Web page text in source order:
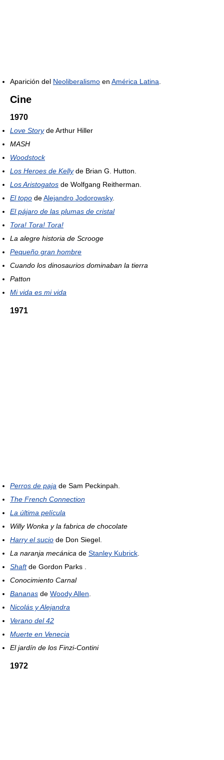
Aparición del Neoliberalismo en América Latina.
Cine
1970
Love Storyde Arthur Hiller
MASH
Woodstock
Los Heroes de Kellyde Brian G. Hutton.
Los Aristogatos de Wolfgang Reitherman.
El topo deAlejandro Jodorowsky.
El pájaro de las plumas de cristal
Tora! Tora! Tora!
La alegre historia de Scrooge
Pequeño gran hombre
Cuando los dinosaurios dominaban la tierra
Patton
Mi vida es mi vida
1971
Perros de paja de Sam Peckinpah.
The French Connection
La última película
Willy Wonka y la fabrica de chocolate
Harry el sucio de Don Siegel.
La naranja mecánica de Stanley Kubrick.
Shaftde Gordon Parks .
Conocimiento Carnal
Bananas de Woody Allen.
Nicolás y Alejandra
Verano del 42
Muerte en Venecia
El jardín de los Finzi-Contini
1972